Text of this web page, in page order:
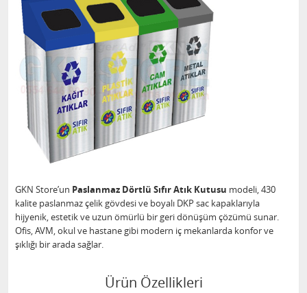
GKN Store’un Paslanmaz Dörtlü Sıfır Atık Kutusu modeli, 430
kalite paslanmaz çelik gövdesi ve boyalı DKP sac kapaklarıyla
hijyenik, estetik ve uzun ömürlü bir geri dönüşüm çözümü sunar.
Ofis, AVM, okul ve hastane gibi modern iç mekanlarda konfor ve
şıklığı bir arada sağlar.
Ürün Özellikleri